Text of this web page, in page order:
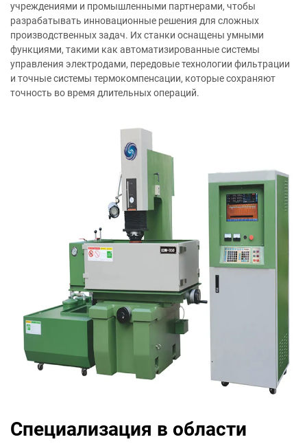
учреждениями и промышленными партнерами, чтобы
разрабатывать инновационные решения для сложных
производственных задач. Их станки оснащены умными
функциями, такими как автоматизированные системы
управления электродами, передовые технологии фильтрации
и точные системы термокомпенсации, которые сохраняют
точность во время длительных операций.
Специализация в области